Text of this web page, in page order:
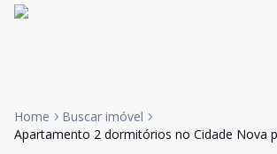
Home
Buscar imóvel
Apartamento 2 dormitórios no Cidade Nova